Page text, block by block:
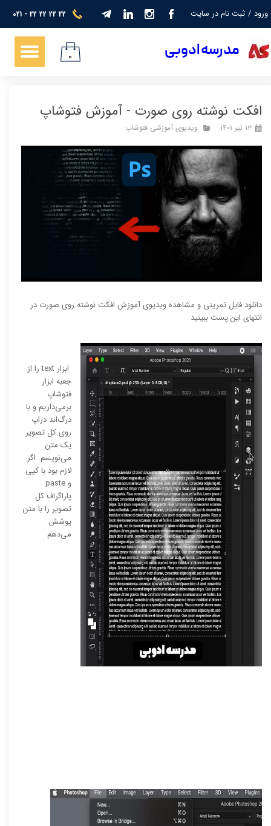
021 - 22 22 22 22 ورود / ثبت نام در سایت
حساب کاربری من
تغییر گذر واژه
خروج از حساب کاربری
​​​مدرسه ادوبی ۰
افکت نوشته روی صورت - آموزش فتوشاپ
۱۳ تیر ۱۴۰۱ ویدیوی آموزشی فتوشاپ
دانلود فایل تمرینی و مشاهده ویدیوی آموزش افکت نوشته روی صورت در
انتهای این پست ببینید
ابزار text را از
جعبه ابزار
فتوشاپ
برمی‌داریم و با
درگ‌اند دراپ
روی کل تصویر
یک متن
می‌نویسم. اگر
لازم بود با کپی
و paste
پاراگراف کل
تصویر را با متن
پوشش
می‌دهم